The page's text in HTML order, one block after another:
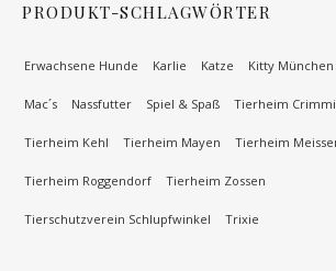
PRODUKT-SCHLAGWÖRTER
Erwachsene Hunde Karlie Katze Kitty München
Mac´s Nassfutter Spiel & Spaß Tierheim
Tierheim Kehl Tierheim Mayen Tierheim
Tierheim Roggendorf Tierheim Zossen
Tierschutzverein Schlupfwinkel Trixie